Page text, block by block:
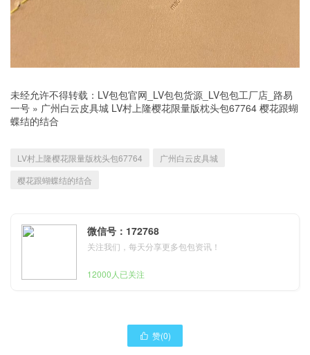
未经允许不得转载： LV包包官网_LV包包货源_LV包包工厂店_路易
一号 » 广州白云皮具城 LV村上隆樱花限量版枕头包67764 樱花跟蝴
蝶结的结合
LV村上隆樱花限量版枕头包67764
广州白云皮具城
樱花跟蝴蝶结的结合
微信号：172768
关注我们，每天分享更多包包资讯！
12000人已关注
 赞(0)